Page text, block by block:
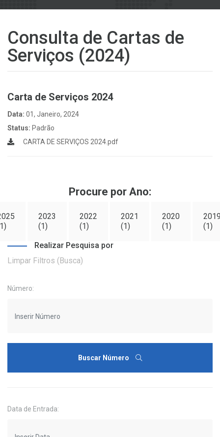
Consulta de Cartas de
Serviços (2024)
Carta de Serviços 2024
Data: 01, Janeiro, 2024
Status: Padrão
CARTA DE SERVIÇOS 2024.pdf
Procure por Ano:
2023
(1)
2022
(1)
2021
(1)
2020
(1)
(1)
Realizar Pesquisa por
Limpar Filtros (Busca)
Número:
Buscar Número
Data de Entrada: